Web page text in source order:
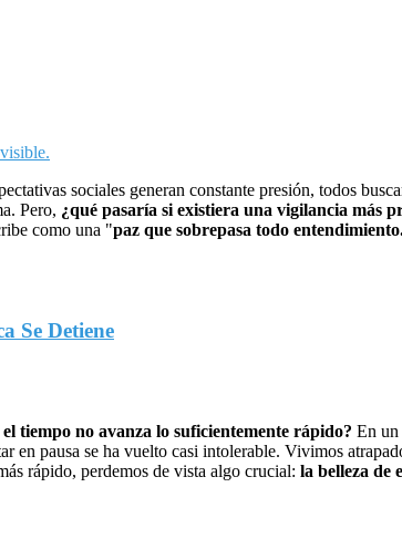
sociales generan constante presión, todos
Pero, ¿qué pasaría si existiera una vigilancia más
como una "paz que sobrepasa todo
Se Detiene
tiempo no avanza lo suficientemente rápido? En un
pausa se ha vuelto casi intolerable. Vivimos
rápido, perdemos de vista algo crucial: la belleza de